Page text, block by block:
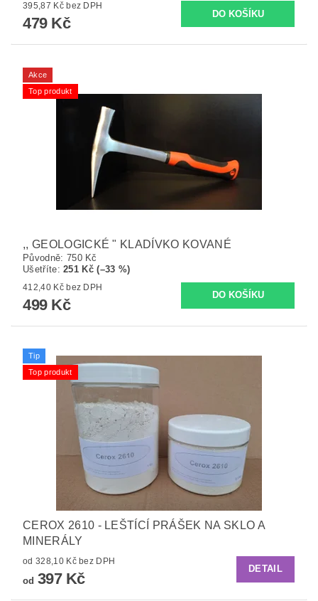
395,87 Kč bez DPH
479 Kč
Akce
Top produkt
,, GEOLOGICKÉ " KLADÍVKO KOVANÉ
Původně: 750 Kč
Ušetříte:251 Kč (–33 %)
412,40 Kč bez DPH
499 Kč
Tip
Top produkt
CEROX 2610 - LEŠTÍCÍ PRÁŠEK NA SKLO A
MINERÁLY
od 328,10 Kč bez DPH
od 397 Kč
DETAIL